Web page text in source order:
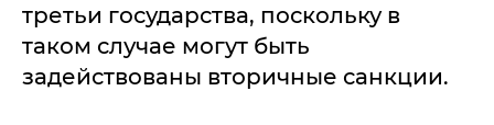
третьи государства, поскольку в
таком случае могут быть
задействованы вторичные санкции.